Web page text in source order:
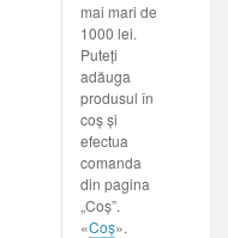
mai mari de
1000 lei.
Puteți
adăuga
produsul în
coș și
efectua
comanda
din pagina
„Coș”.
«Coș».